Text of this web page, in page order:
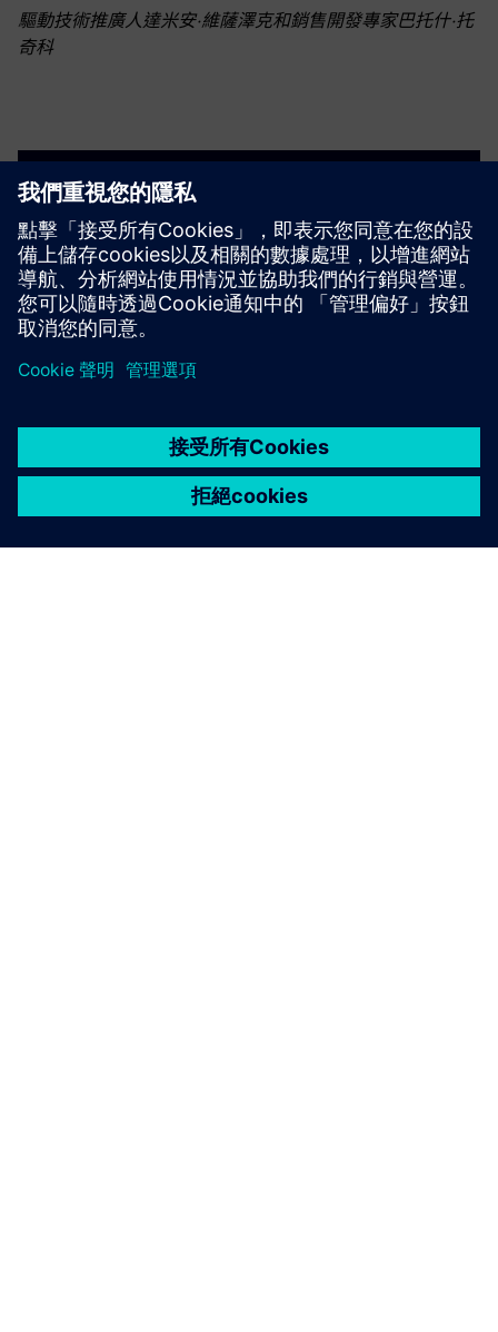
驅動技術推廣人達米安·維薩澤克和銷售開發專家巴托什·托
奇科
聯絡
有疑問嗎？錯過您想要觀看的視頻嗎？讓我們知道！
聯絡西門子波蘭